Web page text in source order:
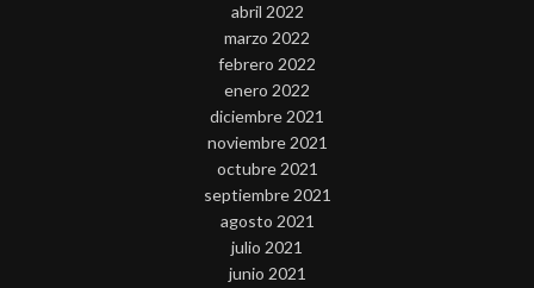
abril 2022
marzo 2022
febrero 2022
enero 2022
diciembre 2021
noviembre 2021
octubre 2021
septiembre 2021
agosto 2021
julio 2021
junio 2021